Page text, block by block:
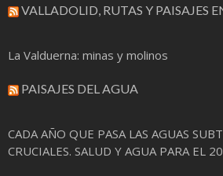
VALLADOLID, RUTAS Y PAISAJES
La Valduerna: minas y molinos
PAISAJES DEL AGUA
CADA AÑO QUE PASA LAS AGUAS
CRUCIALES. SALUD Y AGUA PARA EL